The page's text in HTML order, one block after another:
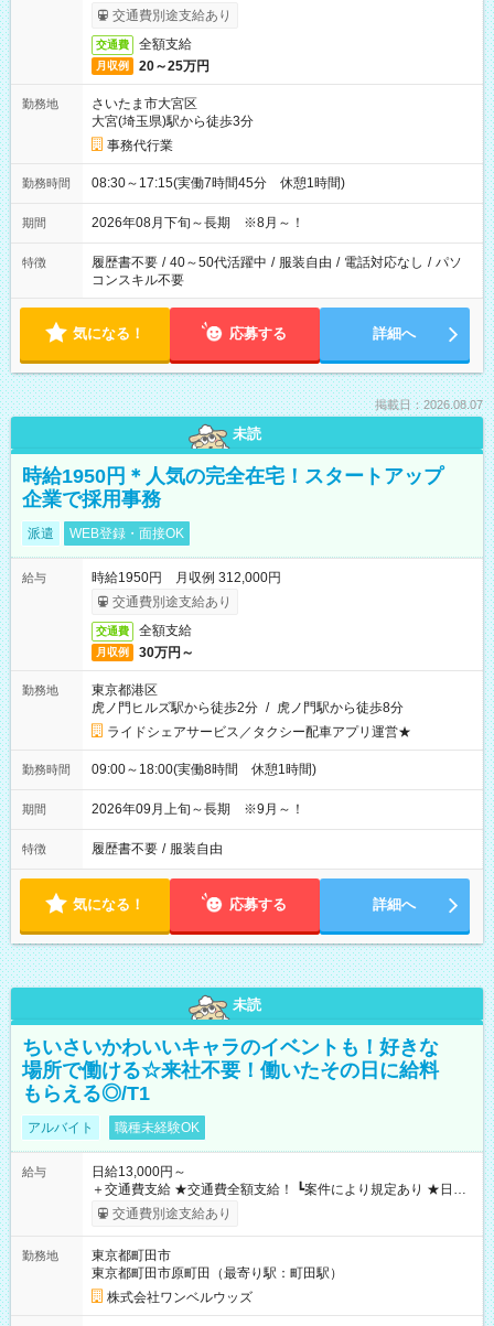
交通費別途支給あり
交通費 全額支給
月収例 20～25万円
勤務地
さいたま市大宮区
大宮(埼玉県)駅から徒歩3分
事務代行業
勤務時間 08:30～17:15(実働7時間45分 休憩1時間)
期間 2026年08月下旬～長期 ※8月～！
特徴 履歴書不要 / 40～50代活躍中 / 服装自由 / 電話対応なし / パソ
コンスキル不要
気になる！ 応募する 詳細へ
掲載日：2026.08.07
未読
時給1950円＊人気の完全在宅！スタートアップ
企業で採用事務
派遣 WEB登録・面接OK
給与
時給1950円 月収例 312,000円
交通費別途支給あり
交通費 全額支給
月収例 30万円～
勤務地
東京都港区
虎ノ門ヒルズ駅から徒歩2分 / 虎ノ門駅から徒歩8分
ライドシェアサービス／タクシー配車アプリ運営★
勤務時間 09:00～18:00(実働8時間 休憩1時間)
期間 2026年09月上旬～長期 ※9月～！
特徴 履歴書不要 / 服装自由
気になる！ 応募する 詳細へ
未読
ちいさいかわいいキャラのイベントも！好きな
場所で働ける☆来社不要！働いたその日に給料
もらえる◎/T1
アルバイト 職種未経験OK
給与
日給13,000円～
＋交通費支給 ★交通費全額支給！ ┗案件により規定あり ★日払
いOK！（規定あり） ┗働いたその日に現金GET♪ お仕事後はコ
ンビニATMから 日払い分を引き落とせます！ 【試用期間】試
交通費別途支給あり
勤務地
東京都町田市
東京都町田市原町田（最寄り駅：町田駅）
株式会社ワンベルウッズ